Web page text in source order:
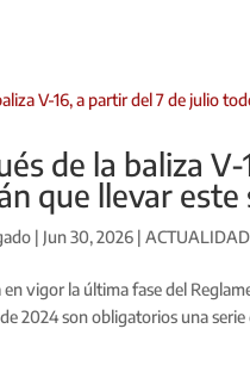
de la baliza
que llevar
| Jun 30, 2026 |
en vigor la última fase del
2024 son obligatorios una